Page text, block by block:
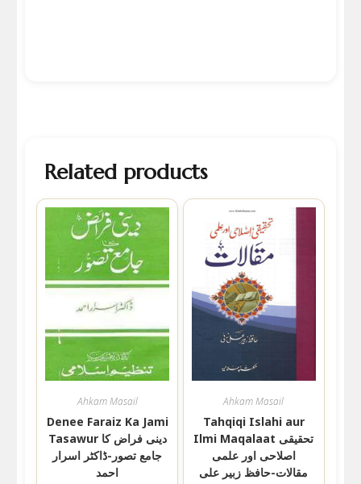
Related products
Ahkam Masail
Denee Faraiz Ka Jami
Tasawur دینی فراض کا
جامع تصور-ڈاکٹر اسرار
احمد
Ahkam Masail
Tahqiqi Islahi aur
Ilmi Maqalaat تحقیقی
اصلاحی اور علمی
مقالات-حافظ زبیر علی